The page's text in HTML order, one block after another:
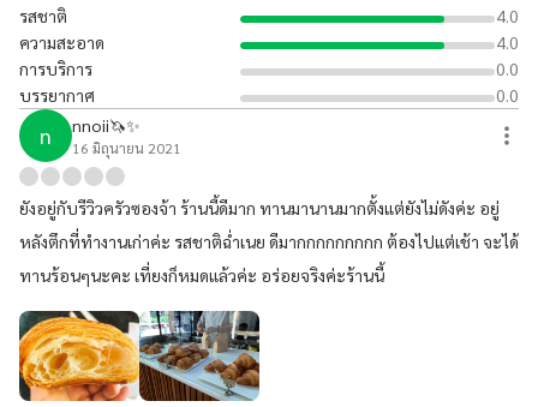
รสชาติ
4.0
ความสะอาด
4.0
การบริการ
0.0
บรรยากาศ
0.0
n nnoii🦄✨
16 มิถุนายน 2021
ยังอยู่กับรีวิวครัวซองจ้า ร้านนี้ดีมาก ทานมานานมากตั้งแต่ยังไม่ดังค่ะ อยู่
หลังตึกที่ทำงานเก่าค่ะ รสชาติฉ่ำเนย ดีมากกกกกกกกก ต้องไปแต่เช้า จะได้
ทานร้อนๆนะคะ เที่ยงก็หมดแล้วค่ะ อร่อยจริงค่ะร้านนี้